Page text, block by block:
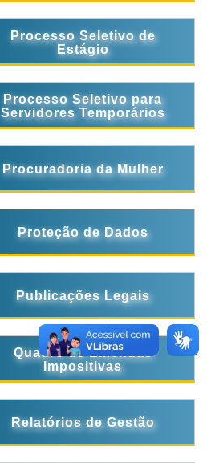
Processo Seletivo de
Estágio
Processo Seletivo para
Servidores Temporários
Procuradoria da Mulher
Proteção de Dados
Publicações Legais
Quadro de Emendas
Impositivas
Relatórios de Gestão